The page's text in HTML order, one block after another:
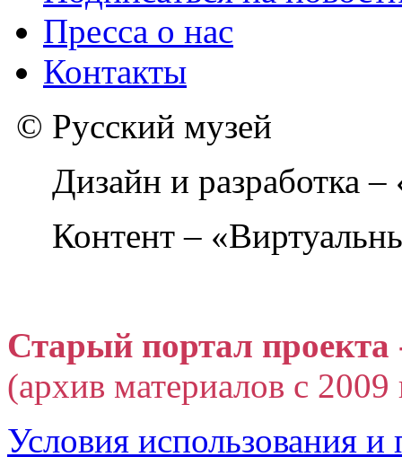
Пресса о нас
Контакты
© Русский музей
Дизайн и разработка
Контент –
Старый портал
(архив материалов с
Условия использования